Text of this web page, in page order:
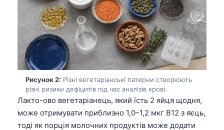
Рисунок 2: Різні вегетаріанські патерни створюють
різні ризики дефіцитів під час аналізів крові.
Лакто-ово вегетаріанець, який їсть 2 яйця щодня,
може отримувати приблизно 1,0–1,2 мкг B12 з яєць,
тоді як порція молочних продуктів може додати